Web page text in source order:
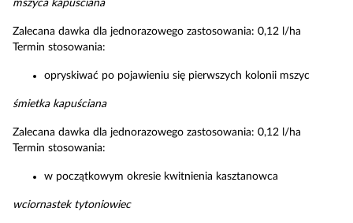
mszyca kapuściana
Zalecana dawka dla jednorazowego zastosowania: 0,12 l/ha
Termin stosowania:
opryskiwać po pojawieniu się pierwszych kolonii mszyc
śmietka kapuściana
Zalecana dawka dla jednorazowego zastosowania: 0,12 l/ha
Termin stosowania:
w początkowym okresie kwitnienia kasztanowca
wciornastek tytoniowiec